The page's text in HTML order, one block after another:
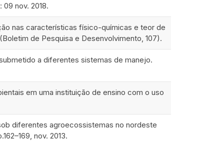
nov. 2018.
nas características físico-químicas e teor de
de Pesquisa e Desenvolvimento, 107).
a diferentes sistemas de manejo.
em uma instituição de ensino com o uso
diferentes agroecossistemas no nordeste
nov. 2013.